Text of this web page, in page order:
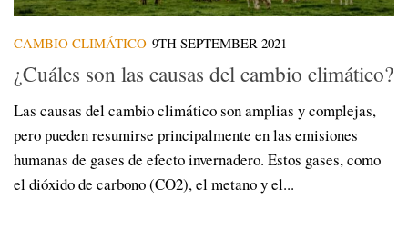
CAMBIO CLIMÁTICO 9TH SEPTEMBER 2021
¿Cuáles son las causas del cambio climático?
Las causas del cambio climático son amplias y complejas,
pero pueden resumirse principalmente en las emisiones
humanas de gases de efecto invernadero. Estos gases, como
el dióxido de carbono (CO2), el metano y el...